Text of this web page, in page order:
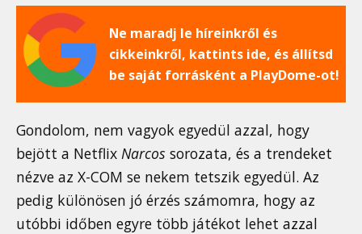
Ne maradj le híreinkről és
cikkeinkről, kattints ide, és állítsd
be saját forrásként a PlayDome-ot!
Gondolom, nem vagyok egyedül azzal, hogy
bejött a Netflix Narcos sorozata, és a trendeket
nézve az X-COM se nekem tetszik egyedül. Az
pedig különösen jó érzés számomra, hogy az
utóbbi időben egyre több játékot lehet azzal